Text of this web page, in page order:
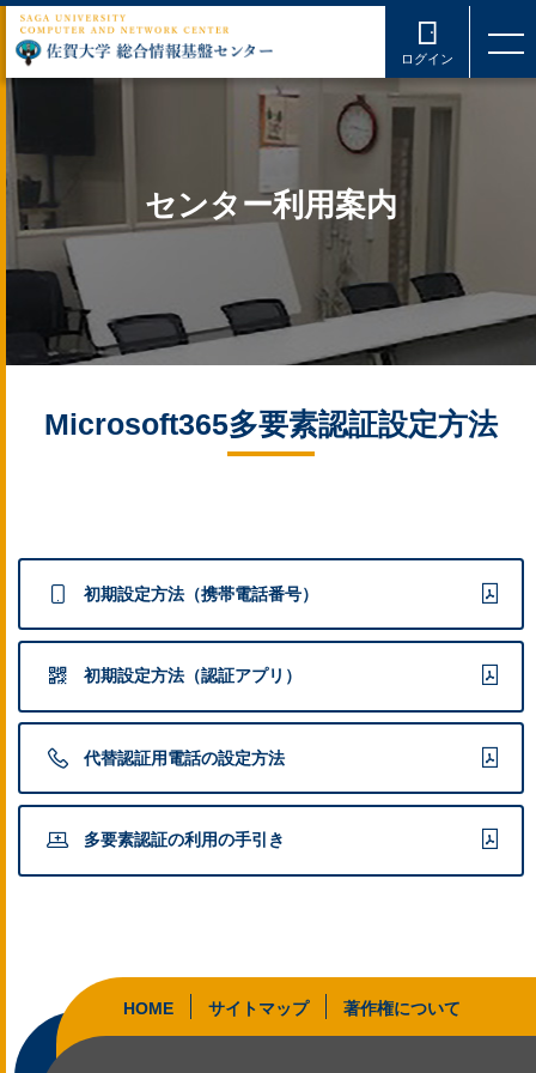
ログイン
センター利用案内
Microsoft365多要素認証設定方法
初期設定方法（携帯電話番号）
初期設定方法（認証アプリ）
代替認証用電話の設定方法
多要素認証の利用の手引き
HOME サイトマップ 著作権について